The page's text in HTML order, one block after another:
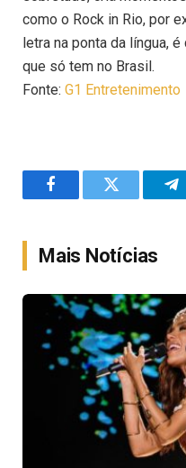
como o Rock in Rio, por
letra na ponta da língua,
que só tem no Brasil.
Fonte: G1 Entretenimento
FacebookTwitter
Mais Notícias